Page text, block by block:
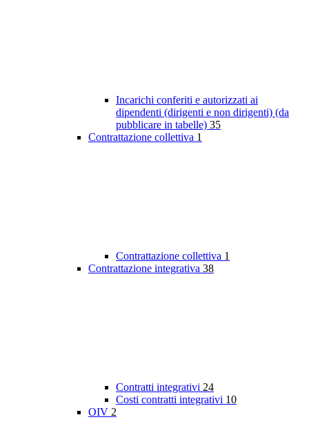
Incarichi conferiti e autorizzati ai
dipendenti (dirigenti e non dirigenti) (da
pubblicare in tabelle) 35
Contrattazione collettiva 1
Contrattazione collettiva 1
Contrattazione integrativa 38
Contratti integrativi 24
Costi contratti integrativi 10
OIV 2